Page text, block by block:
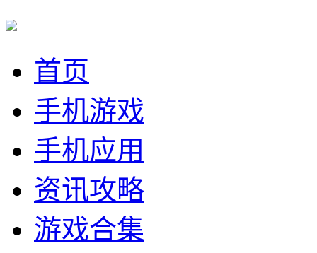
首页
手机游戏
手机应用
资讯攻略
游戏合集